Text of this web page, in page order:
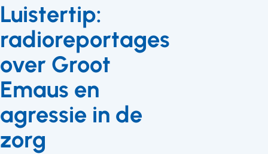
Luistertip:
radioreportages
over Groot
Emaus en
agressie in de
zorg